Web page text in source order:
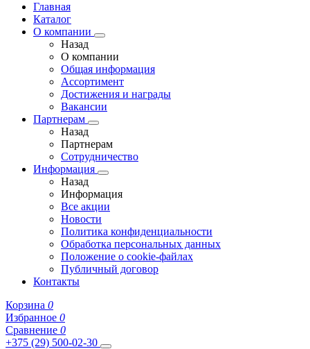
Главная
Каталог
О компании
Назад
О компании
Общая информация
Ассортимент
Достижения и награды
Вакансии
Партнерам
Назад
Партнерам
Сотрудничество
Информация
Назад
Информация
Все акции
Новости
Политика конфиденциальности
Обработка персональных данных
Положение о cookie-файлах
Публичный договор
Контакты
Корзина 0
Избранное 0
Сравнение 0
+375 (29) 500-02-30